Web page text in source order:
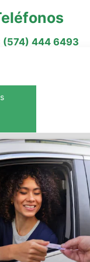
(574) 444 6493